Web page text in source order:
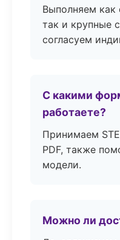
Выполняем как
так и крупные
согласуем
С какими
работаете?
Принимаем
PDF, также
модели.
Можно ли